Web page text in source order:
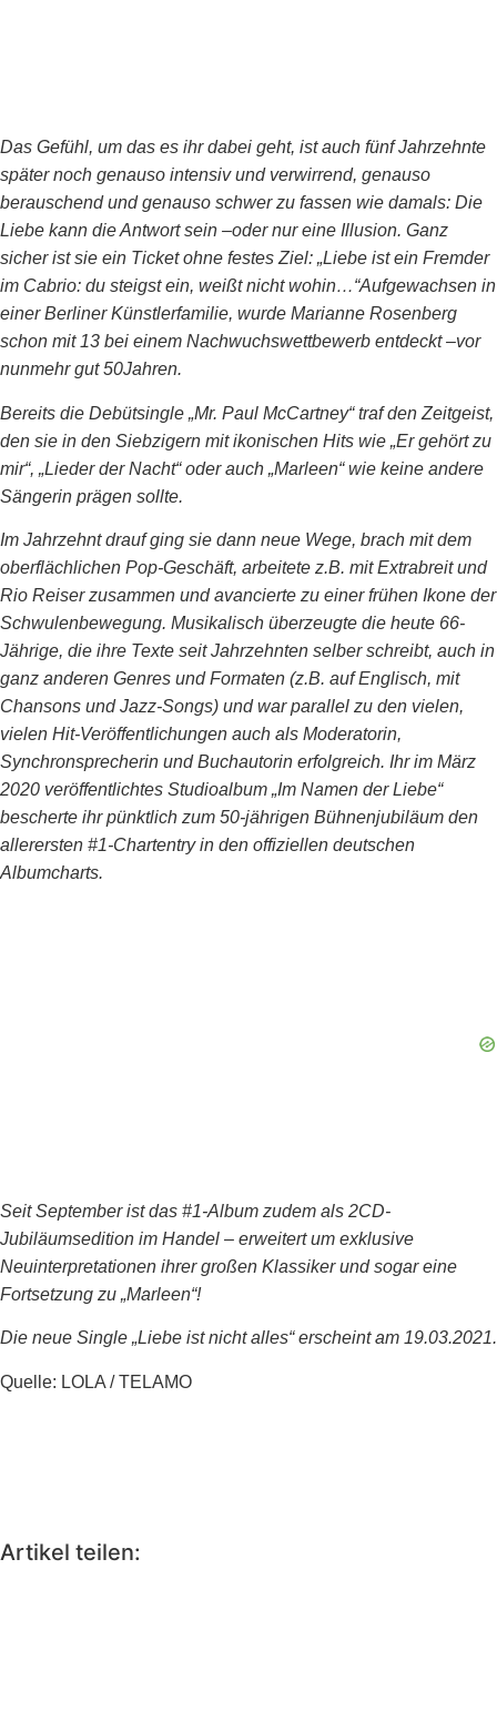
Das Gefühl, um das es ihr dabei geht, ist auch fünf Jahrzehnte
später noch genauso intensiv und verwirrend, genauso
berauschend und genauso schwer zu fassen wie damals: Die
Liebe kann die Antwort sein –oder nur eine Illusion. Ganz
sicher ist sie ein Ticket ohne festes Ziel: „Liebe ist ein Fremder
im Cabrio: du steigst ein, weißt nicht wohin…“Aufgewachsen in
einer Berliner Künstlerfamilie, wurde Marianne Rosenberg
schon mit 13 bei einem Nachwuchswettbewerb entdeckt –vor
nunmehr gut 50Jahren.
Bereits die Debütsingle „Mr. Paul McCartney“ traf den Zeitgeist,
den sie in den Siebzigern mit ikonischen Hits wie „Er gehört zu
mir“, „Lieder der Nacht“ oder auch „Marleen“ wie keine andere
Sängerin prägen sollte.
Im Jahrzehnt drauf ging sie dann neue Wege, brach mit dem
oberflächlichen Pop-Geschäft, arbeitete z.B. mit Extrabreit und
Rio Reiser zusammen und avancierte zu einer frühen Ikone der
Schwulenbewegung. Musikalisch überzeugte die heute 66-
Jährige, die ihre Texte seit Jahrzehnten selber schreibt, auch in
ganz anderen Genres und Formaten (z.B. auf Englisch, mit
Chansons und Jazz-Songs) und war parallel zu den vielen,
vielen Hit-Veröffentlichungen auch als Moderatorin,
Synchronsprecherin und Buchautorin erfolgreich. Ihr im März
2020 veröffentlichtes Studioalbum „Im Namen der Liebe“
bescherte ihr pünktlich zum 50-jährigen Bühnenjubiläum den
allerersten #1-Chartentry in den offiziellen deutschen
Albumcharts.
Seit September ist das #1-Album zudem als 2CD-
Jubiläumsedition im Handel – erweitert um exklusive
Neuinterpretationen ihrer großen Klassiker und sogar eine
Fortsetzung zu „Marleen“!
Die neue Single „Liebe ist nicht alles“ erscheint am 19.03.2021.
Quelle: LOLA / TELAMO
Artikel teilen: